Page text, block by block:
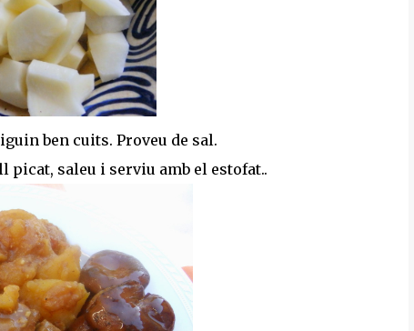
ben cuits. Proveu de sal.
picat, saleu i serviu amb el estofat..